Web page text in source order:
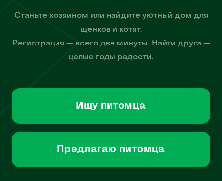
Станьте хозяином или найдите уютный дом для
щенков и котят.
Регистрация — всего две минуты. Найти друга —
целые годы радости.
Ищу питомца
Предлагаю питомца